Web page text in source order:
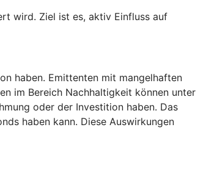
wird. Ziel ist es, aktiv Einfluss auf
haben. Emittenten mit mangelhaften
im Bereich Nachhaltigkeit können unter
oder der Investition haben. Das
haben kann. Diese Auswirkungen